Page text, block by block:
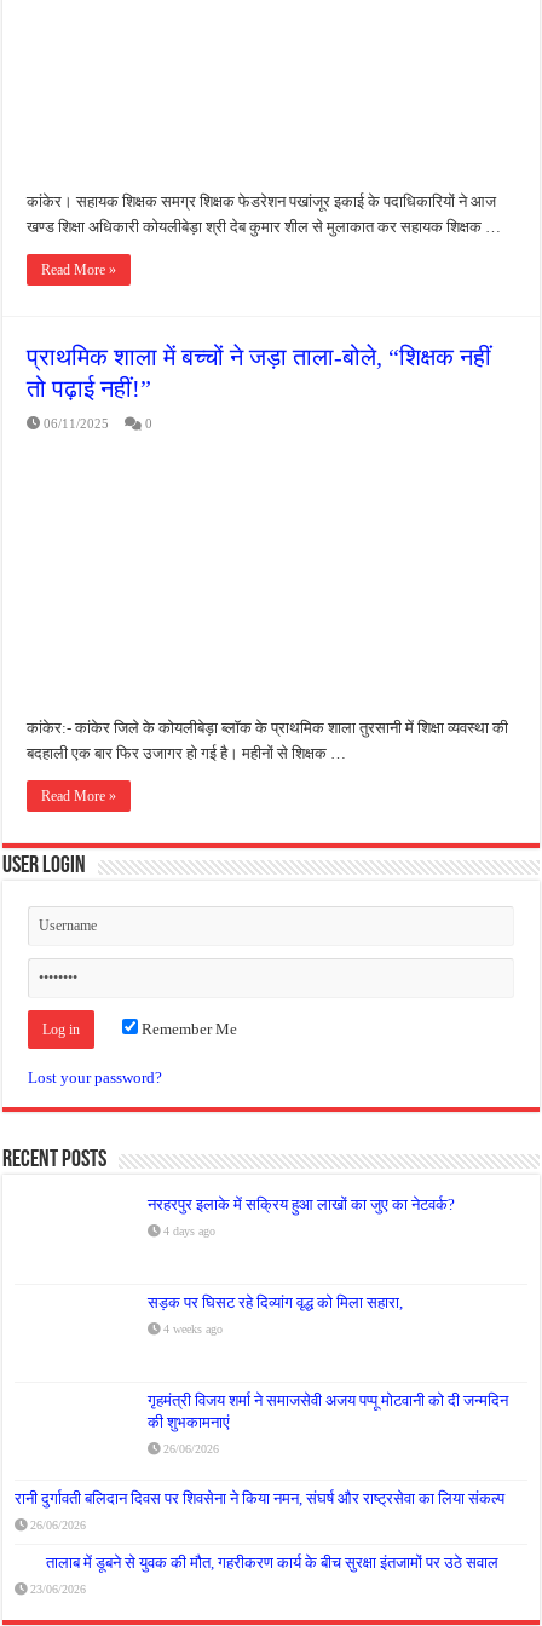
कांकेर। सहायक शिक्षक समग्र शिक्षक फेडरेशन पखांजूर इकाई के पदाधिकारियों ने आज
खण्ड शिक्षा अधिकारी कोयलीबेड़ा श्री देब कुमार शील से मुलाकात कर सहायक शिक्षक …
Read More »
प्राथमिक शाला में बच्चों ने जड़ा ताला-बोले, “शिक्षक नहीं
तो पढ़ाई नहीं!”
06/11/2025 0
कांकेर:- कांकेर जिले के कोयलीबेड़ा ब्लॉक के प्राथमिक शाला तुरसानी में शिक्षा व्यवस्था की
बदहाली एक बार फिर उजागर हो गई है। महीनों से शिक्षक …
Read More »
User Login
Remember Me
Lost your password?
Recent Posts
नरहरपुर इलाके में सक्रिय हुआ लाखों का जुए का नेटवर्क?
4 days ago
सड़क पर घिसट रहे दिव्यांग वृद्ध को मिला सहारा,
4 weeks ago
गृहमंत्री विजय शर्मा ने समाजसेवी अजय पप्पू मोटवानी को दी जन्मदिन
की शुभकामनाएं
26/06/2026
रानी दुर्गावती बलिदान दिवस पर शिवसेना ने किया नमन, संघर्ष और राष्ट्रसेवा का लिया संकल्प
26/06/2026
तालाब में डूबने से युवक की मौत, गहरीकरण कार्य के बीच सुरक्षा इंतजामों पर उठे सवाल
23/06/2026